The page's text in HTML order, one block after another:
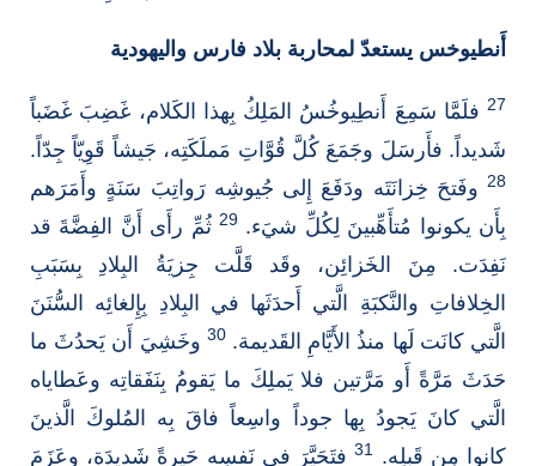
أَنطيوخس يستعدّ لمحاربة بلاد فارس واليهودية
27 فلَمَّا سَمِعَ أَنطِيوخُسُ المَلِكُ بِهذا الكَلام، غَضِبَ غَضَباً
شَديداً. فأَرسَلَ وجَمَعَ كُلَّ قُوَّاتِ مَملَكَتِه، جَيشاً قَوِيّاً جِدّاً.
28 وفَتحَ خِزانَتَه ودَفَعَ إِلى جُيوشِه رَواتِبَ سَنَةٍ وأَمَرَهم
بِأَن يكونوا مُتأَهِّبينَ لِكُلِّ شيَء. 29 ثُمِّ رأَى أَنَّ الفِضَّةَ قد
نَفِدَت. مِنَ الخَزائِن، وقَد قَلَّت جِزيَةُ البِلادِ بِسَبَبِ
الخِلافاتِ والنَّكبَةِ الَّتي أَحدَثَها في البِلادِ بِإِلغائِه السُّنَنَ
الَّتي كانَت لَها منذُ الأَيَّامِ القَديمة.30 وخَشِيَ أَن يَحدُثَ ما
حَدَثَ مَرَّةً أَو مَرَّتين فلا يَملِكَ ما يَقومُ بِنَفَقاتِه وعَطاياه
الَّتي كانَ يَجودُ بِها جوداً واسِعاً فاقَ بِه المُلوكَ الَّذينَ
كانوا مِن قَبلِه. 31فتَحَيَّرَ في نَفسِه حَيرةً شَديدَة، وعَزَمَ